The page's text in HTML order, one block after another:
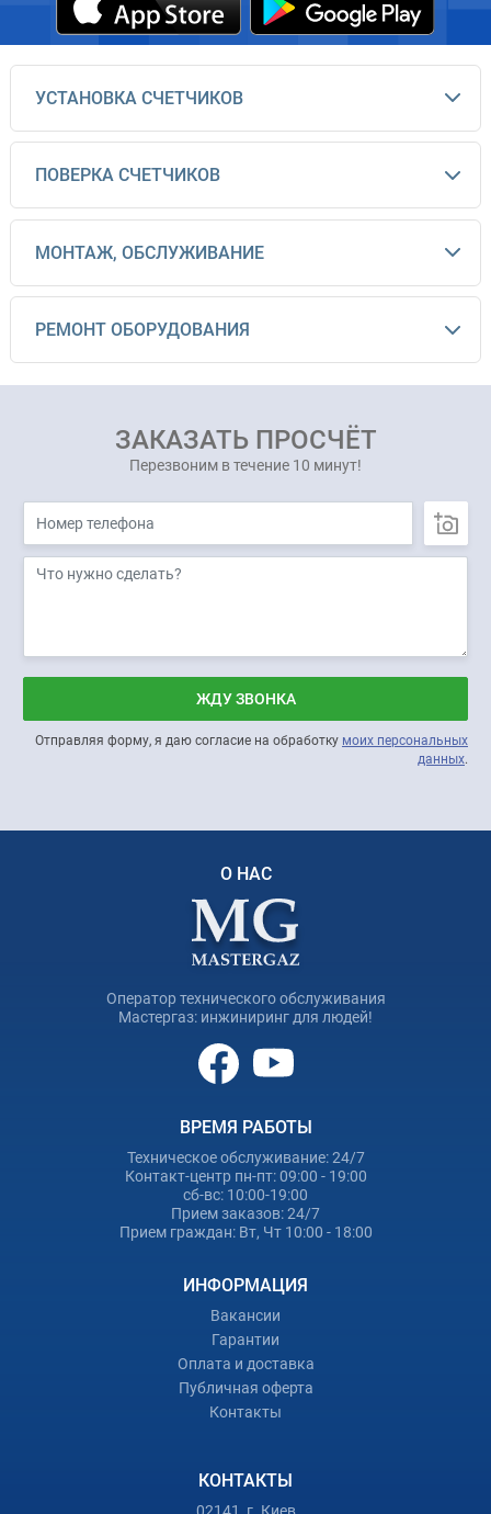
УСТАНОВКА СЧЕТЧИКОВ
ПОВЕРКА СЧЕТЧИКОВ
МОНТАЖ, ОБСЛУЖИВАНИЕ
РЕМОНТ ОБОРУДОВАНИЯ
ЗАКАЗАТЬ ПРОСЧЁТ
Перезвоним в течение 10 минут!
ЖДУ ЗВОНКА
Отправляя форму, я даю согласие на обработку моих персональных
данных.
О НАС
Оператор технического обслуживания
Мастергаз: инжиниринг для людей!
ВРЕМЯ РАБОТЫ
Техническое обслуживание: 24/7
Контакт-центр пн-пт: 09:00 - 19:00
сб-вс: 10:00-19:00
Прием заказов: 24/7
Прием граждан: Вт, Чт 10:00 - 18:00
ИНФОРМАЦИЯ
Вакансии
Гарантии
Оплата и доставка
Публичная оферта
Контакты
КОНТАКТЫ